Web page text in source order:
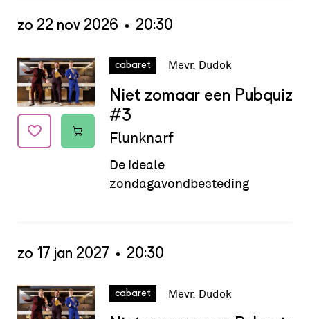
Niet zomaar een Pubquiz
#3
Flunknarf
De ideale
zondagavondbesteding
Datum: zo 22 nov 2026 - 20:30
cabaret Mevr. Dudok
zo 22 nov 2026 20:30
Datum: zo 17 jan 2027 - 20:30
cabaret Mevr. Dudok
zo 17 jan 2027 20:30